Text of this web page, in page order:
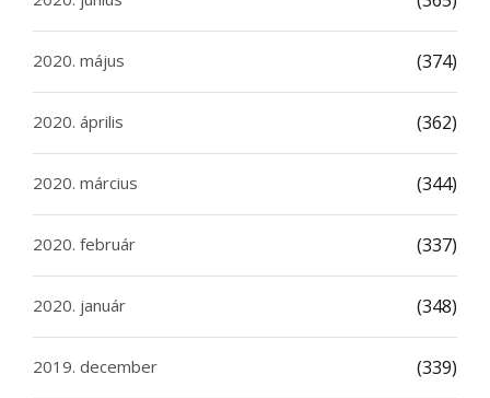
2020. május (374)
2020. április (362)
2020. március (344)
2020. február (337)
2020. január (348)
2019. december (339)